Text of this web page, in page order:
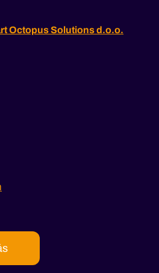
Octopus Solutions d.o.o.